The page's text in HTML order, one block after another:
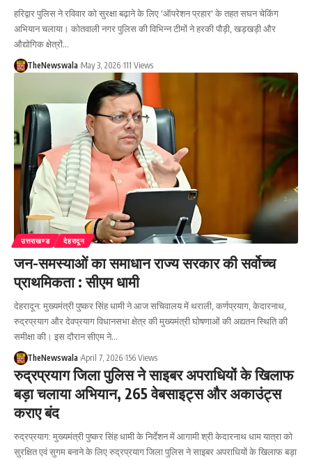
हरिद्वार पुलिस ने रविवार को सुरक्षा बढ़ाने के लिए 'ऑपरेशन प्रहार' के तहत सघन चेकिंग
अभियान चलाया। कोतवाली नगर पुलिस की विभिन्न टीमों ने हरकी पौड़ी, खड़खड़ी और
औद्योगिक क्षेत्रों…
TheNewswala May 3, 2026 111 Views
उत्तराखण्ड देहरादून
जन-समस्याओं का समाधान राज्य सरकार की सर्वोच्च
प्राथमिकता : सीएम धामी
देहरादून: मुख्यमंत्री पुष्कर सिंह धामी ने आज सचिवालय में थराली, कर्णप्रयाग, केदारनाथ,
रुद्रप्रयाग और देवप्रयाग विधानसभा क्षेत्र की मुख्यमंत्री घोषणाओं की अद्यतन स्थिति की
समीक्षा की। इस दौरान सीएम ने…
TheNewswala April 7, 2026 156 Views
रुद्रप्रयाग जिला पुलिस ने साइबर अपराधियों के खिलाफ
बड़ा चलाया अभियान, 265 वेबसाइट्स और अकाउंट्स
कराए बंद
रुद्रप्रयाग: मुख्यमंत्री पुष्कर सिंह धामी के निर्देशन में आगामी श्री केदारनाथ धाम यात्रा को
सुरक्षित एवं सुगम बनाने के लिए रुद्रप्रयाग जिला पुलिस ने साइबर अपराधियों के खिलाफ बड़ा